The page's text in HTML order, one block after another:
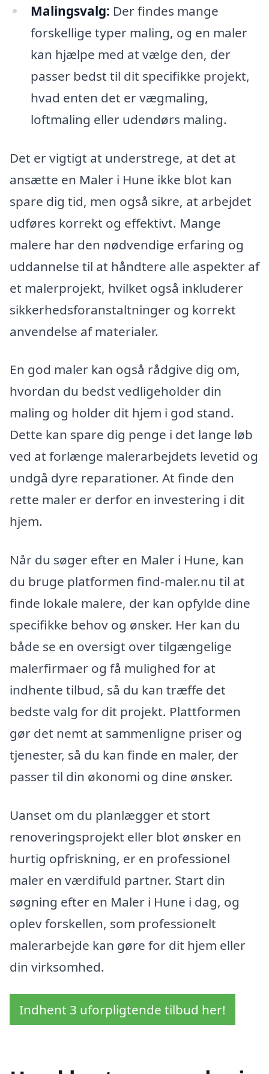
Malingsvalg: Der findes mange
forskellige typer maling, og en maler
kan hjælpe med at vælge den, der
passer bedst til dit specifikke projekt,
hvad enten det er vægmaling,
loftmaling eller udendørs maling.
Det er vigtigt at understrege, at det at
ansætte en Maler i Hune ikke blot kan
spare dig tid, men også sikre, at arbejdet
udføres korrekt og effektivt. Mange
malere har den nødvendige erfaring og
uddannelse til at håndtere alle aspekter af
et malerprojekt, hvilket også inkluderer
sikkerhedsforanstaltninger og korrekt
anvendelse af materialer.
En god maler kan også rådgive dig om,
hvordan du bedst vedligeholder din
maling og holder dit hjem i god stand.
Dette kan spare dig penge i det lange løb
ved at forlænge malerarbejdets levetid og
undgå dyre reparationer. At finde den
rette maler er derfor en investering i dit
hjem.
Når du søger efter en Maler i Hune, kan
du bruge platformen find-maler.nu til at
finde lokale malere, der kan opfylde dine
specifikke behov og ønsker. Her kan du
både se en oversigt over tilgængelige
malerfirmaer og få mulighed for at
indhente tilbud, så du kan træffe det
bedste valg for dit projekt. Plattformen
gør det nemt at sammenligne priser og
tjenester, så du kan finde en maler, der
passer til din økonomi og dine ønsker.
Uanset om du planlægger et stort
renoveringsprojekt eller blot ønsker en
hurtig opfriskning, er en professionel
maler en værdifuld partner. Start din
søgning efter en Maler i Hune i dag, og
oplev forskellen, som professionelt
malerarbejde kan gøre for dit hjem eller
din virksomhed.
Indhent 3 uforpligtende tilbud her!